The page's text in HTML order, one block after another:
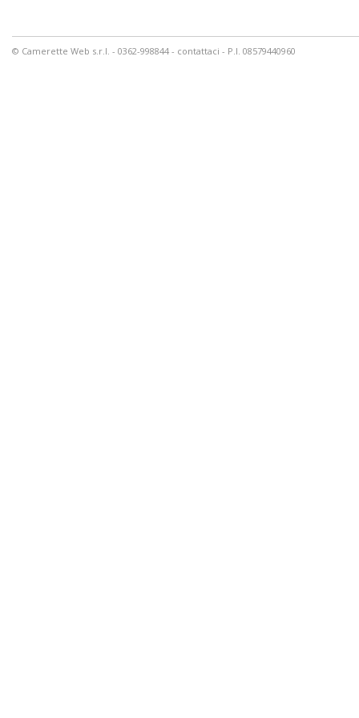
© Camerette Web s.r.l. - 0362-998844 - contattaci - P.I. 08579440960